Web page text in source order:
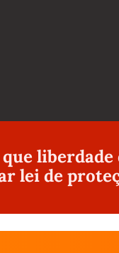
lei de